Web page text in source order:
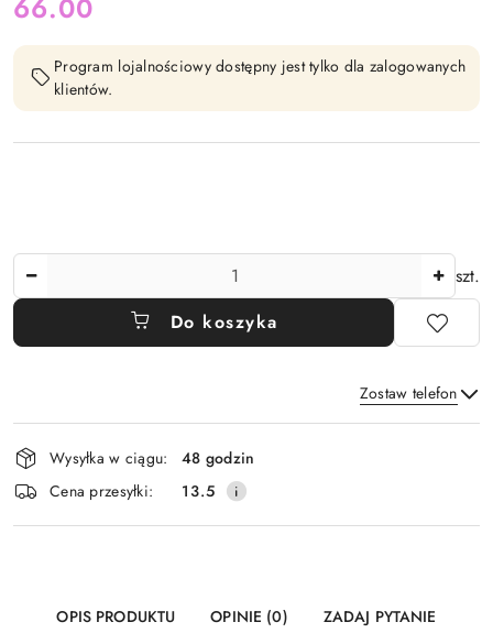
66.00
Program lojalnościowy dostępny jest tylko dla zalogowanych
klientów.
szt.
Do koszyka
Zostaw telefon
Wyślij
Dostępność
i
dostawa
Wysyłka w ciągu:
48 godzin
Cena przesyłki:
13.5
OPIS PRODUKTU OPINIE (0) ZADAJ PYTANIE